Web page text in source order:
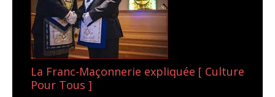
La Franc-Maçonnerie expliquée [ Culture
Pour Tous ]